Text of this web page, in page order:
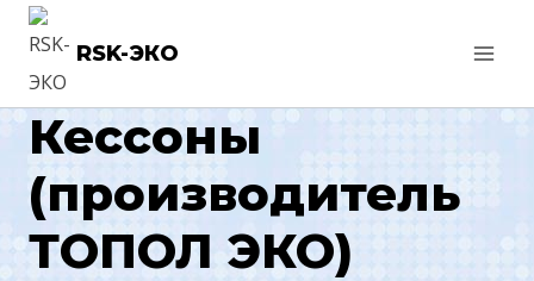
Перейти
содержимому
RSK-ЭКО
Кессоны
(производитель
ТОПОЛ ЭКО)